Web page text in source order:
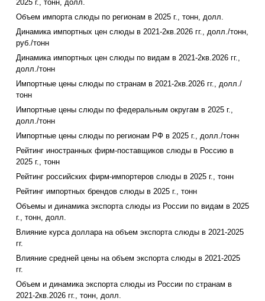
2025 г., тонн, долл.
Объем импорта слюды по регионам в 2025 г., тонн, долл.
Динамика импортных цен слюды в 2021-2кв.2026 гг., долл./тонн,
руб./тонн
Динамика импортных цен слюды по видам в 2021-2кв.2026 гг.,
долл./тонн
Импортные цены слюды по странам в 2021-2кв.2026 гг., долл./
тонн
Импортные цены слюды по федеральным округам в 2025 г.,
долл./тонн
Импортные цены слюды по регионам РФ в 2025 г., долл./тонн
Рейтинг иностранных фирм-поставщиков слюды в Россию в
2025 г., тонн
Рейтинг российских фирм-импортеров слюды в 2025 г., тонн
Рейтинг импортных брендов слюды в 2025 г., тонн
Объемы и динамика экспорта слюды из России по видам в 2025
г., тонн, долл.
Влияние курса доллара на объем экспорта слюды в 2021-2025
гг.
Влияние средней цены на объем экспорта слюды в 2021-2025
гг.
Объем и динамика экспорта слюды из России по странам в
2021-2кв.2026 гг., тонн, долл.